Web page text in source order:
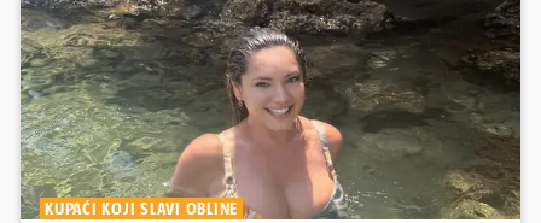
KUPAĆI KOJI SLAVI OBLINE